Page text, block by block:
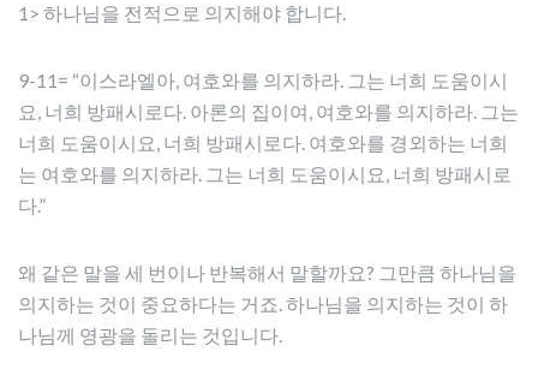
1> 하나님을 전적으로 의지해야 합니다.
9-11= “이스라엘아, 여호와를 의지하라. 그는 너희 도움이시
요, 너희 방패시로다. 아론의 집이여, 여호와를 의지하라. 그는
너희 도움이시요, 너희 방패시로다. 여호와를 경외하는 너희
는 여호와를 의지하라. 그는 너희 도움이시요, 너희 방패시로
다.”
왜 같은 말을 세 번이나 반복해서 말할까요? 그만큼 하나님을
의지하는 것이 중요하다는 거죠. 하나님을 의지하는 것이 하
나님께 영광을 돌리는 것입니다.